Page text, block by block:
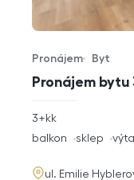
Pronájem bytu
Typ nabídky
Pronájem
Typ nemovitosti
Byt
rozměry
3+kk
funkce
balkon sklep
adresa
ul. Emilie